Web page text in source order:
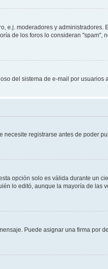
e.j. moderadores y administradores.
de los foros lo consideran "spam",
del sistema de e-mail por usuarios
registrarse antes de poder
opción solo es válida durante un
lo editó, aunque la mayoría de las
Puede asignar una firma por